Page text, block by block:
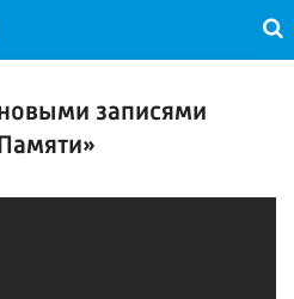
записями